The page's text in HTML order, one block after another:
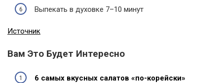
Выпекать в духовке 7–10 минут
Источник
Вам Это Будет Интересно
6 самых вкусных салатов «по-корейски»